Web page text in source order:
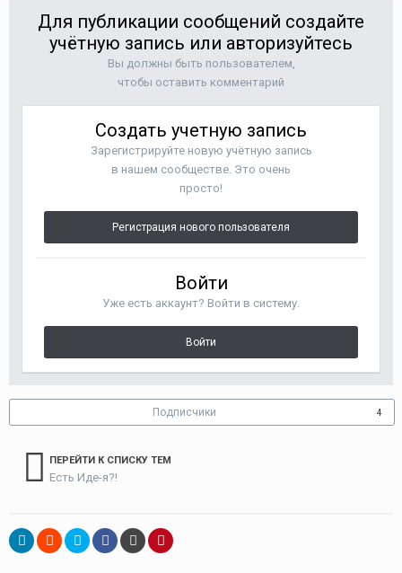
Для публикации сообщений создайте
учётную запись или авторизуйтесь
Вы должны быть пользователем,
чтобы оставить комментарий
Создать учетную запись
Зарегистрируйте новую учётную запись
в нашем сообществе. Это очень
просто!
Регистрация нового пользователя
Войти
Уже есть аккаунт? Войти в систему.
Войти
Подписчики 4
ПЕРЕЙТИ К СПИСКУ ТЕМ
Есть Иде-я?!